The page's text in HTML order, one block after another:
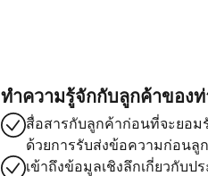
ทำความรู้จักกับลูกค้าของ
สื่อสารกับลูกค้าก่อนที่จะยอม
ด้วยการรับส่งข้อความก่อนลู
เข้าถึงข้อมูลเชิงลึกเกี่ยวกับป